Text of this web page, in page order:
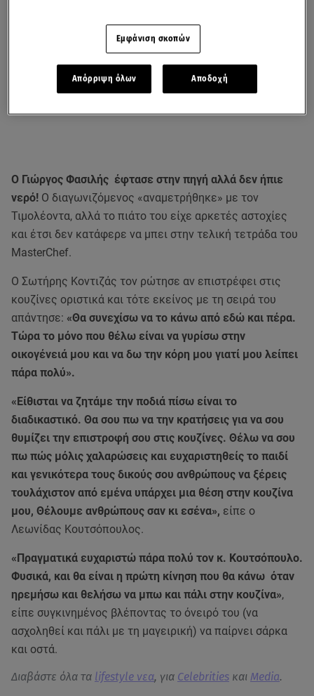
Ο Γιώργος Φασιλής έφτασε στην πηγή αλλά δεν ήπιε
νερό! Ο διαγωνιζόμενος «αναμετρήθηκε» με τον
Τιμολέοντα, αλλά το πιάτο του είχε αρκετές αστοχίες
και έτσι δεν κατάφερε να μπει στην τελική τετράδα του
MasterChef.
O Σωτήρης Κοντιζάς τον ρώτησε αν επιστρέφει στις
κουζίνες οριστικά και τότε εκείνος με τη σειρά του
απάντησε: «Θα συνεχίσω να το κάνω από εδώ και πέρα.
Τώρα το μόνο που θέλω είναι να γυρίσω στην
οικογένειά μου και να δω την κόρη μου γιατί μου λείπει
πάρα πολύ».
«Είθισται να ζητάμε την ποδιά πίσω είναι το
διαδικαστικό. Θα σου πω να την κρατήσεις για να σου
θυμίζει την επιστροφή σου στις κουζίνες. Θέλω να σου
πω πώς μόλις χαλαρώσεις και ευχαριστηθείς το παιδί
και γενικότερα τους δικούς σου ανθρώπους να ξέρεις
τουλάχιστον από εμένα υπάρχει μια θέση στην κουζίνα
μου, Θέλουμε ανθρώπους σαν κι εσένα», είπε ο
Λεωνίδας Κουτσόπουλος.
«Πραγματικά ευχαριστώ πάρα πολύ τον κ. Κουτσόπουλο.
Φυσικά, και θα είναι η πρώτη κίνηση που θα κάνω όταν
ηρεμήσω και θελήσω να μπω και πάλι στην κουζίνα»,
είπε συγκινημένος βλέποντας το όνειρό του (να
ασχοληθεί και πάλι με τη μαγειρική) να παίρνει σάρκα
και οστά.
Διαβάστε όλα τα lifestyle νεα, για Celebrities και Media.
Εμφάνιση σκοπών
Απόρριψη όλων Αποδοχή